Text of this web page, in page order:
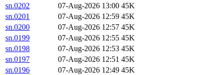
sn.0202
07-Aug-2026 13:00 45K
sn.0201
07-Aug-2026 12:59 45K
sn.0200
07-Aug-2026 12:57 45K
sn.0199
07-Aug-2026 12:55 45K
sn.0198
07-Aug-2026 12:53 45K
sn.0197
07-Aug-2026 12:51 45K
sn.0196
07-Aug-2026 12:49 45K